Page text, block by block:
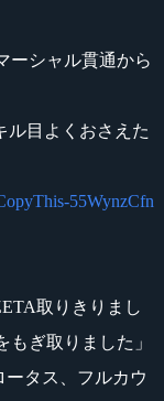
ーシャル貫通から
ル目よくおさえた
55WynzCfn
取りきりまし
ぎ取りました」
ータス、フルカウ